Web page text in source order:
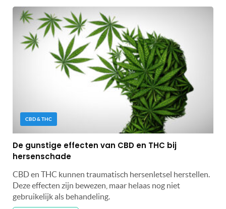
CBD & THC
De gunstige effecten van CBD en THC bij
hersenschade
CBD en THC kunnen traumatisch hersenletsel herstellen.
Deze effecten zijn bewezen, maar helaas nog niet
gebruikelijk als behandeling.